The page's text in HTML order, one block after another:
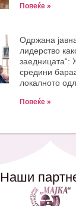
Повеќе »
Одржана
лидерство
заедницата“:
средини
локалното
Повеќе »
Наши